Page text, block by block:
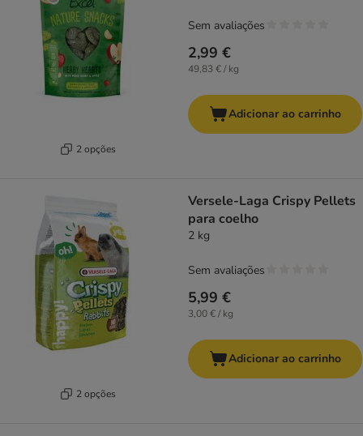
2 opções
2,99 €
49,83 € / kg
Sem avaliações
Adicionar ao carrinho
2 opções
Versele-Laga Crispy Pellets
para coelho
2 kg
5,99 €
3,00 € / kg
Sem avaliações
Adicionar ao carrinho